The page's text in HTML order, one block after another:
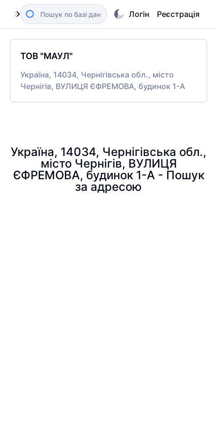
Логін Реєстрація
ТОВ "МАУЛ"
Україна, 14034, Чернігівська обл., місто
Чернігів, ВУЛИЦЯ ЄФРЕМОВА, будинок 1-А
Україна, 14034, Чернігівська обл.,
місто Чернігів, ВУЛИЦЯ
ЄФРЕМОВА, будинок 1-А - Пошук
за адресою